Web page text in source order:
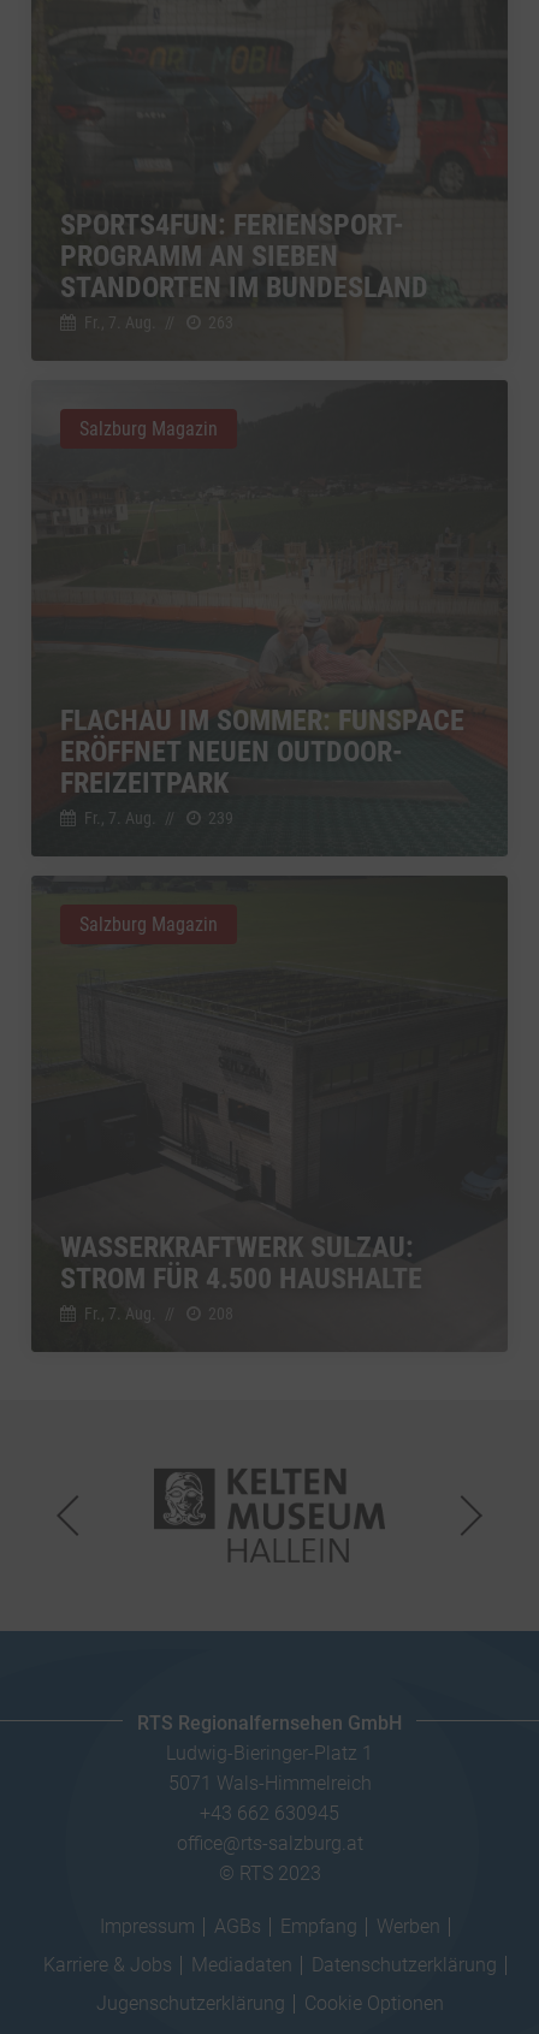
SPORTS4FUN: FERIENSPORT-
PROGRAMM AN SIEBEN
STANDORTEN IM BUNDESLAND
Fr., 7. Aug. 263
FLACHAU IM SOMMER: FUNSPACE
ERÖFFNET NEUEN OUTDOOR-
FREIZEITPARK
Fr., 7. Aug. // 239
Salzburg Magazin
WASSERKRAFTWERK SULZAU:
STROM FÜR 4.500 HAUSHALTE
Fr., 7. Aug.
Salzburg Magazin
RTS Regionalfernsehen GmbH
Ludwig-Bieringer-Platz 1
5071 Wals-Himmelreich
+43 662 630945
office@rts-salzburg.at
© RTS 2023
Impressum AGBs Empfang
Werben
Karriere & Jobs
Mediadaten
Datenschutzerklärung
Jugenschutzerklärung
Cookie Optionen